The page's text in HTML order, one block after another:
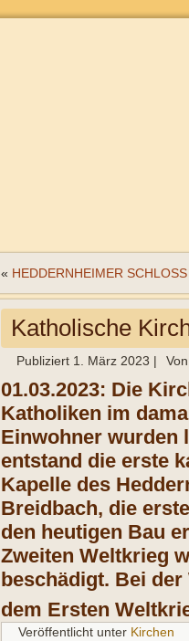
« HEDDERNHEIMER
Katholische
Publiziert 1. März 2023 | Von
01.03.2023: Die
Katholiken im
Einwohner wurden
entstand die erste
Kapelle des
Breidbach, die
den heutigen Bau
Zweiten Weltkrieg
beschädigt. Bei
dem Ersten
Veröffentlicht unter Kirchen